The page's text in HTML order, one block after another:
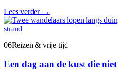
Lees verder →
06Reizen & vrije tijd
Een dag aan de kust die